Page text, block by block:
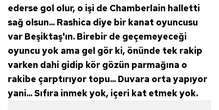
ederse gol olur, o işi de Chamberlain halletti
sağ olsun... Rashica diye bir kanat oyuncusu
var Beşiktaş'ın. Birebir de geçemeyeceği
oyuncu yok ama gel gör ki, önünde tek rakip
varken dahi gidip kör gözün parmağına o
rakibe çarptırıyor topu... Duvara orta yapıyor
yani... Sıfıra inmek yok, içeri kat etmek yok.